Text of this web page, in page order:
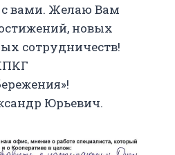
вами. Желаю Вам
новых
сотрудничеств!
Юрьевич.